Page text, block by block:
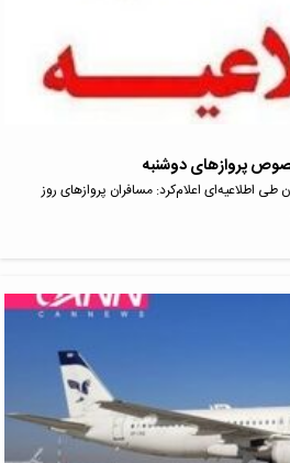
پروازهای دوشنبه
طی اطلاعیه‌ای اعلام‌کرد: مسافران پروازهای روز